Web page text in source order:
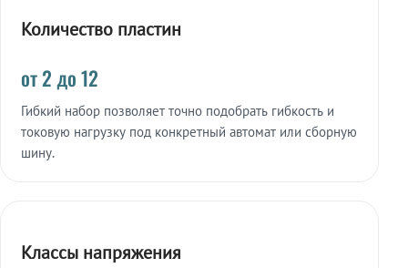
Количество пластин
от 2 до 12
Гибкий набор позволяет точно подобрать гибкость и
токовую нагрузку под конкретный автомат или сборную
шину.
Классы напряжения